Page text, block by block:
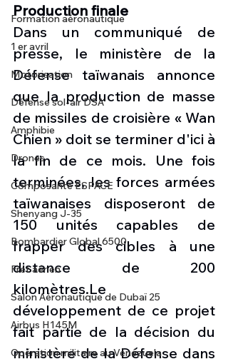
Formation aéronautique
1 er avril
Motorisation
Défense sol-air DSA
Amphibie
Drones
Composante ESPACE
Shenyang J-35
Bombardier Global 6500
Fret aérien
Salon Aéronautique de Dubaï 25
Airbus H145M
Opération militaire au Vénézuela
Production finale
Dans un communiqué de
presse, le ministère de la
Défense taïwanais annonce
que la production de masse
de missiles de croisière « Wan
Chien » doit se terminer d'ici à
la fin de ce mois. Une fois
terminées, les forces armées
taïwanaises disposeront de
150 unités capables de
frapper des cibles à une
distance de 200
kilomètres.Le
développement de ce projet
fait partie de la décision du
ministère de la Défense dans